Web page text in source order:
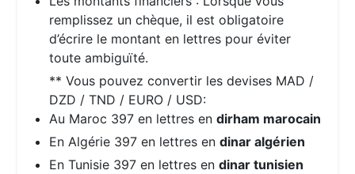
remplissez un chèque, il est obligatoire
d’écrire le montant en lettres pour éviter
toute ambiguïté.
** Vous pouvez convertir les devises MAD /
DZD / TND / EURO / USD:
Au Maroc 397 en lettres endirham marocain
En Algérie 397 en lettres endinar algérien
En Tunisie 397 en lettres endinar tunisien